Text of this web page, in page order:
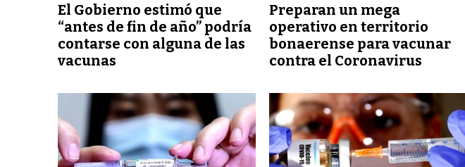
El Gobierno estimó que
“antes de fin de año” podría
contarse con alguna de las
vacunas
Preparan un mega
operativo en territorio
bonaerense para vacunar
contra el Coronavirus